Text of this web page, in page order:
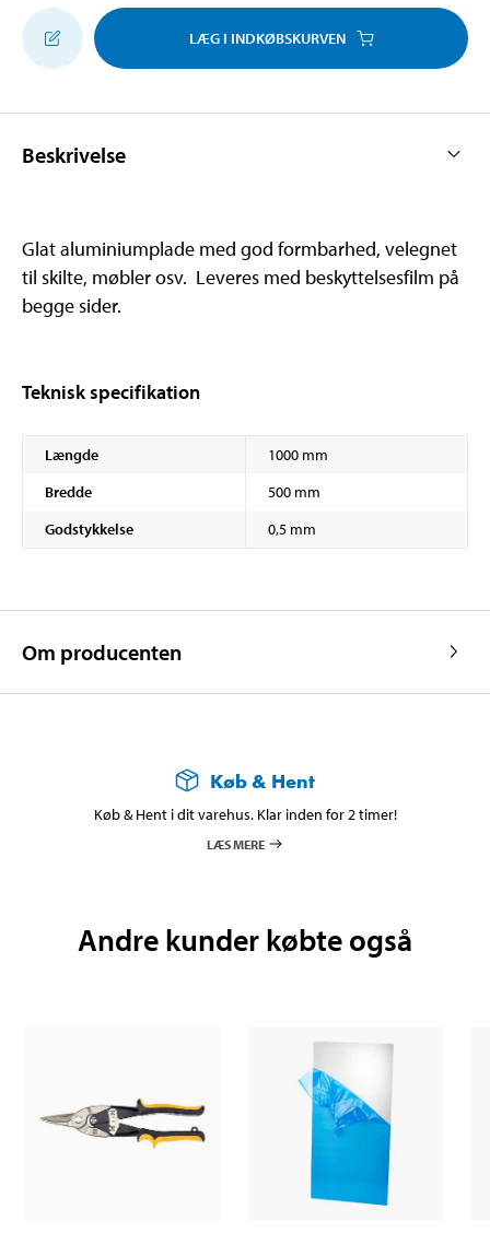
LÆG I INDKØBSKURVEN
Beskrivelse
Glat aluminiumplade med god formbarhed, velegnet
til skilte, møbler osv. Leveres med beskyttelsesfilm på
begge sider.
Teknisk specifikation
Længde
1000 mm
Bredde
500 mm
Godstykkelse
0,5 mm
Om producenten
Køb & Hent
Køb & Hent i dit varehus. Klar inden for 2 timer!
LÆS MERE
Andre kunder købte også